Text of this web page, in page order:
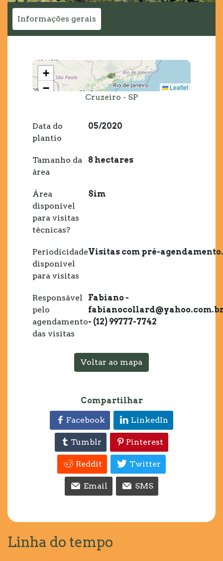
Informações gerais
+
−
Leaflet
Cruzeiro - SP
Data do
plantio
05/2020
Tamanho da
área
8 hectares
Área
disponível
para visitas
técnicas?
Sim
Periodicidade
disponível
para visitas
Visitas com pré-agendamento.
Responsável
pelo
agendamento
das visitas
Fabiano -
- (12) 99777-7742
Voltar ao mapa
Compartilhar
Facebook LinkedIn
Tumblr Pinterest
Reddit Twitter
Email SMS
Linha do tempo